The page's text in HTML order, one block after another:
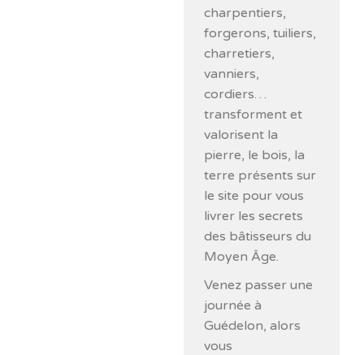
charpentiers,
forgerons, tuiliers,
charretiers,
vanniers,
cordiers…
transforment et
valorisent la
pierre, le bois, la
terre présents sur
le site pour vous
livrer les secrets
des bâtisseurs du
Moyen Âge.
Venez passer une
journée à
Guédelon, alors
vous